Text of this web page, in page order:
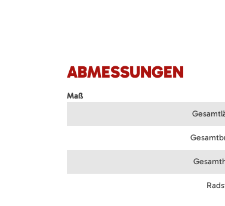
ABMESSUNGEN
Maß